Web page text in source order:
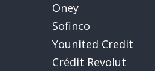
Oney
Sofinco
Younited Credit
Crédit Revolut